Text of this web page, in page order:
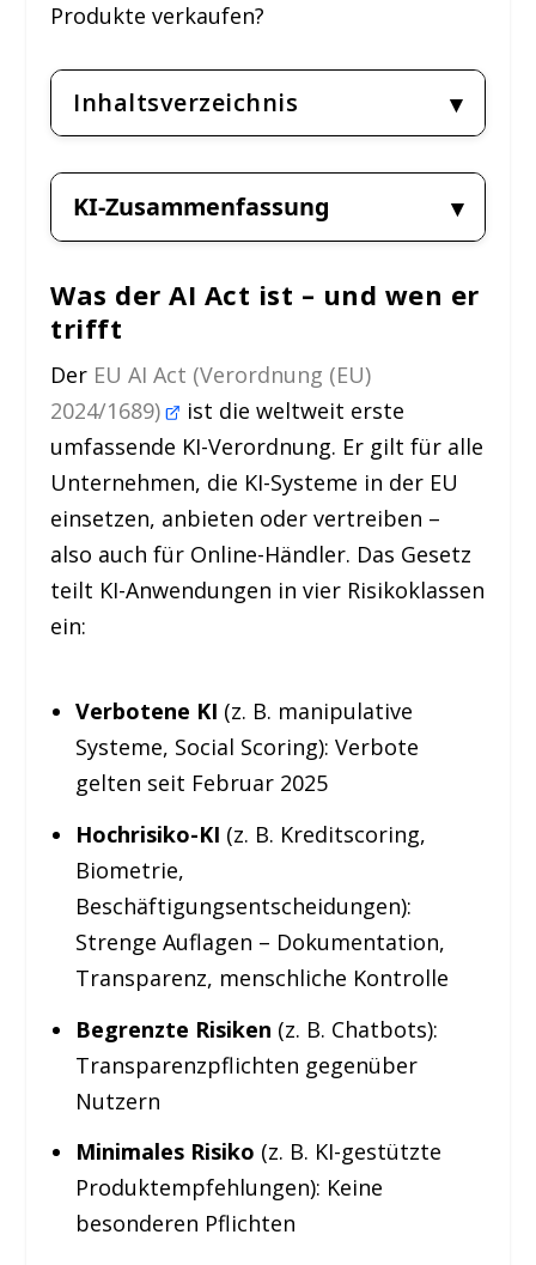
Produkte verkaufen?
Inhaltsverzeichnis
KI-Zusammenfassung
Was der AI Act ist – und wen er
trifft
Der EU AI Act (Verordnung (EU)
2024/1689)
ist die weltweit erste
umfassende KI-Verordnung. Er gilt für alle
Unternehmen, die KI-Systeme in der EU
einsetzen, anbieten oder vertreiben –
also auch für Online-Händler. Das Gesetz
teilt KI-Anwendungen in vier Risikoklassen
ein:
Verbotene KI (z. B. manipulative
Systeme, Social Scoring): Verbote
gelten seit Februar 2025
Hochrisiko-KI (z. B. Kreditscoring,
Biometrie,
Beschäftigungsentscheidungen):
Strenge Auflagen – Dokumentation,
Transparenz, menschliche Kontrolle
Begrenzte Risiken (z. B. Chatbots):
Transparenzpflichten gegenüber
Nutzern
Minimales Risiko (z. B. KI-gestützte
Produktempfehlungen): Keine
besonderen Pflichten